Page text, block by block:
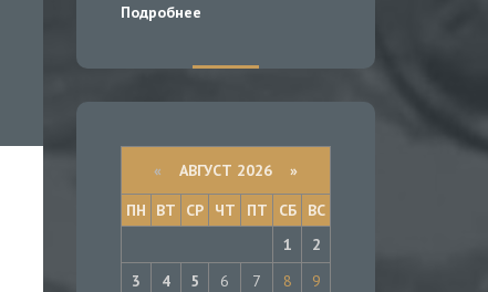
Подробнее
« АВГУСТ 2026 »
ПН
ВТ СР ЧТ ПТ СБ
ВС
1
2
3
4 5 6 7 8
9